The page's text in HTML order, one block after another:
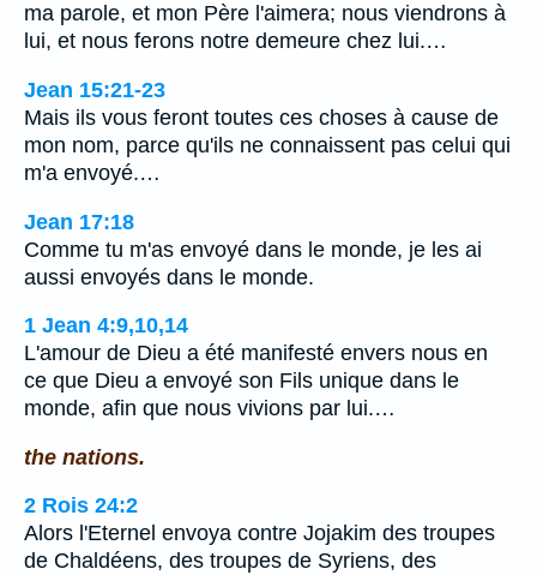
ma parole, et mon Père l'aimera; nous viendrons à
lui, et nous ferons notre demeure chez lui.…
Jean 15:21-23
Mais ils vous feront toutes ces choses à cause de
mon nom, parce qu'ils ne connaissent pas celui qui
m'a envoyé.…
Jean 17:18
Comme tu m'as envoyé dans le monde, je les ai
aussi envoyés dans le monde.
1 Jean 4:9,10,14
L'amour de Dieu a été manifesté envers nous en
ce que Dieu a envoyé son Fils unique dans le
monde, afin que nous vivions par lui.…
the nations.
2 Rois 24:2
Alors l'Eternel envoya contre Jojakim des troupes
de Chaldéens, des troupes de Syriens, des